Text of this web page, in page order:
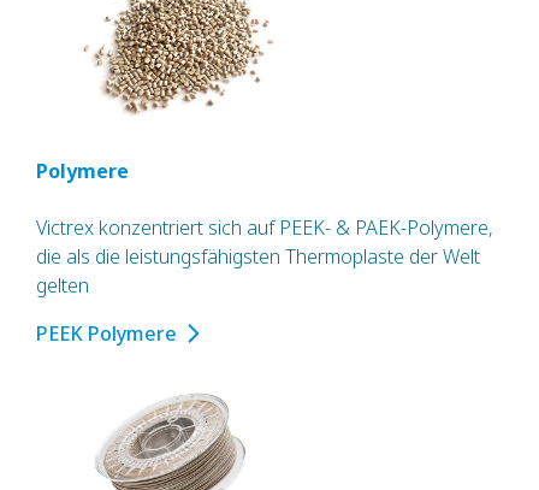
Polymere
Victrex konzentriert sich auf PEEK- & PAEK-Polymere,
die als die leistungsfähigsten Thermoplaste der Welt
gelten
PEEK Polymere